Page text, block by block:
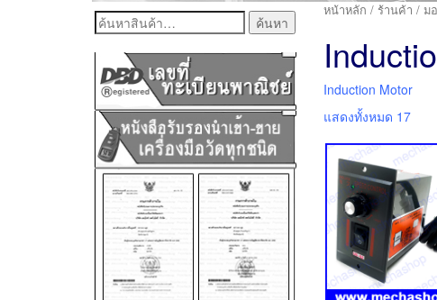
ค้นหา:
หน้าหลัก / ร้านค้า /ม
Induction Motor
แสดงทั้งหมด 17